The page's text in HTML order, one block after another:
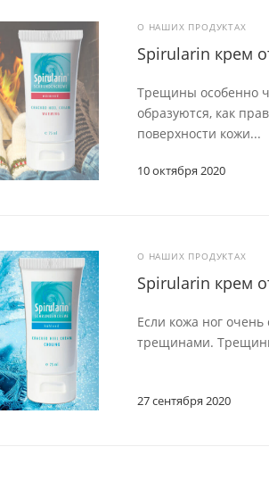
О НАШИХ ПРОДУКТАХ
10 октября 2020
Spirularin крем
Трещины особенно
образуются, как
поверхности кожи...
О НАШИХ ПРОДУКТАХ
27 сентября 2020
Spirularin крем
Если кожа ног очень
трещинами.